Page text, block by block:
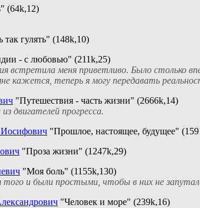
(64k,12)
так гулять" (148k,10)
- с любовью" (211k,25)
встретила меня приветливо. Было столько
кажется, теперь я могу передавать
"Путешествия - часть жизни" (2666k,14)
двигателей прогресса.
"Прошлое, настоящее, будущее"
"Проза жизни" (1247k,29)
"Моя боль" (1155k,130)
и были простыми, чтобы в них не
"Человек и море" (239k,16)